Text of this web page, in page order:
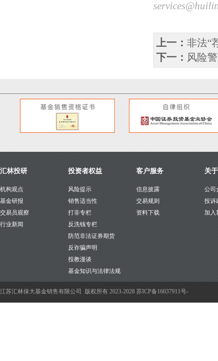
上一： 非法“
下一： 风险
汇林投研
机构观点
基金研报
交易员观察
行业新闻
投资者权益
风险提示
销售适当性
打非专栏
反洗钱专栏
防范非法证券期货
反诈骗声明
投教漫谈
基金知识与法律法规
客户服务
信息披露
交易规则
资料下载
关
公司
投诉
加入
江苏汇林保大基金销售有限公司 版权所有 2023-2028 苏ICP备16037911号-